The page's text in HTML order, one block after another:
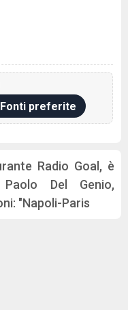
Fonti preferite
Radio Goal, è
Del Genio,
"Napoli-Paris